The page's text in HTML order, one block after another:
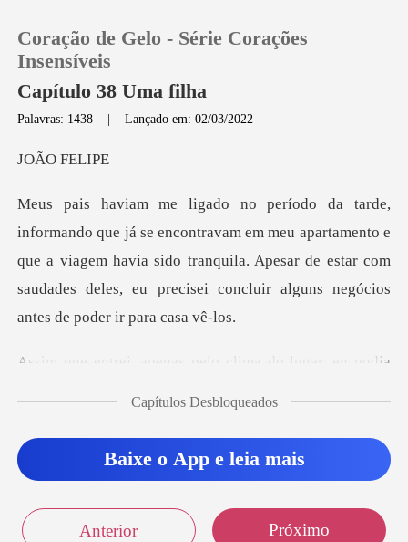
Histórico
Sair
Coração de Gelo - Série Corações
Insensíveis
Capítulo 38 Uma filha
Palavras: 1438 |Lançado em: 02/03/2022
FEL
m meu apartamento e
que a viagem havia sido tranquila. Apesar de estar com
saudade
lo clima do lugar, eu podia
Capítulos Desbloqueados
Baixe o App e leia mais
Anterior Próximo